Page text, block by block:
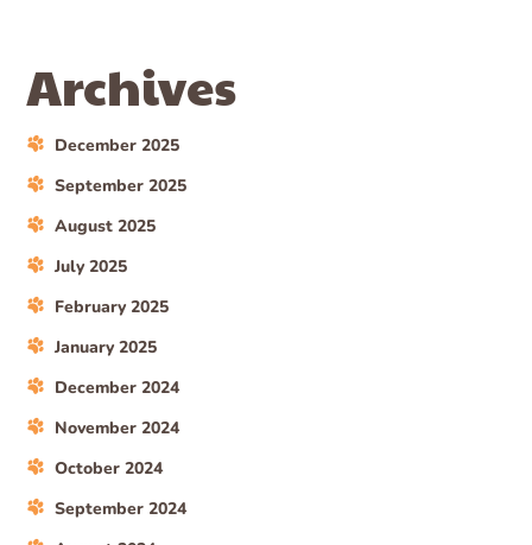
Archives
December 2025
September 2025
August 2025
July 2025
February 2025
January 2025
December 2024
November 2024
October 2024
September 2024